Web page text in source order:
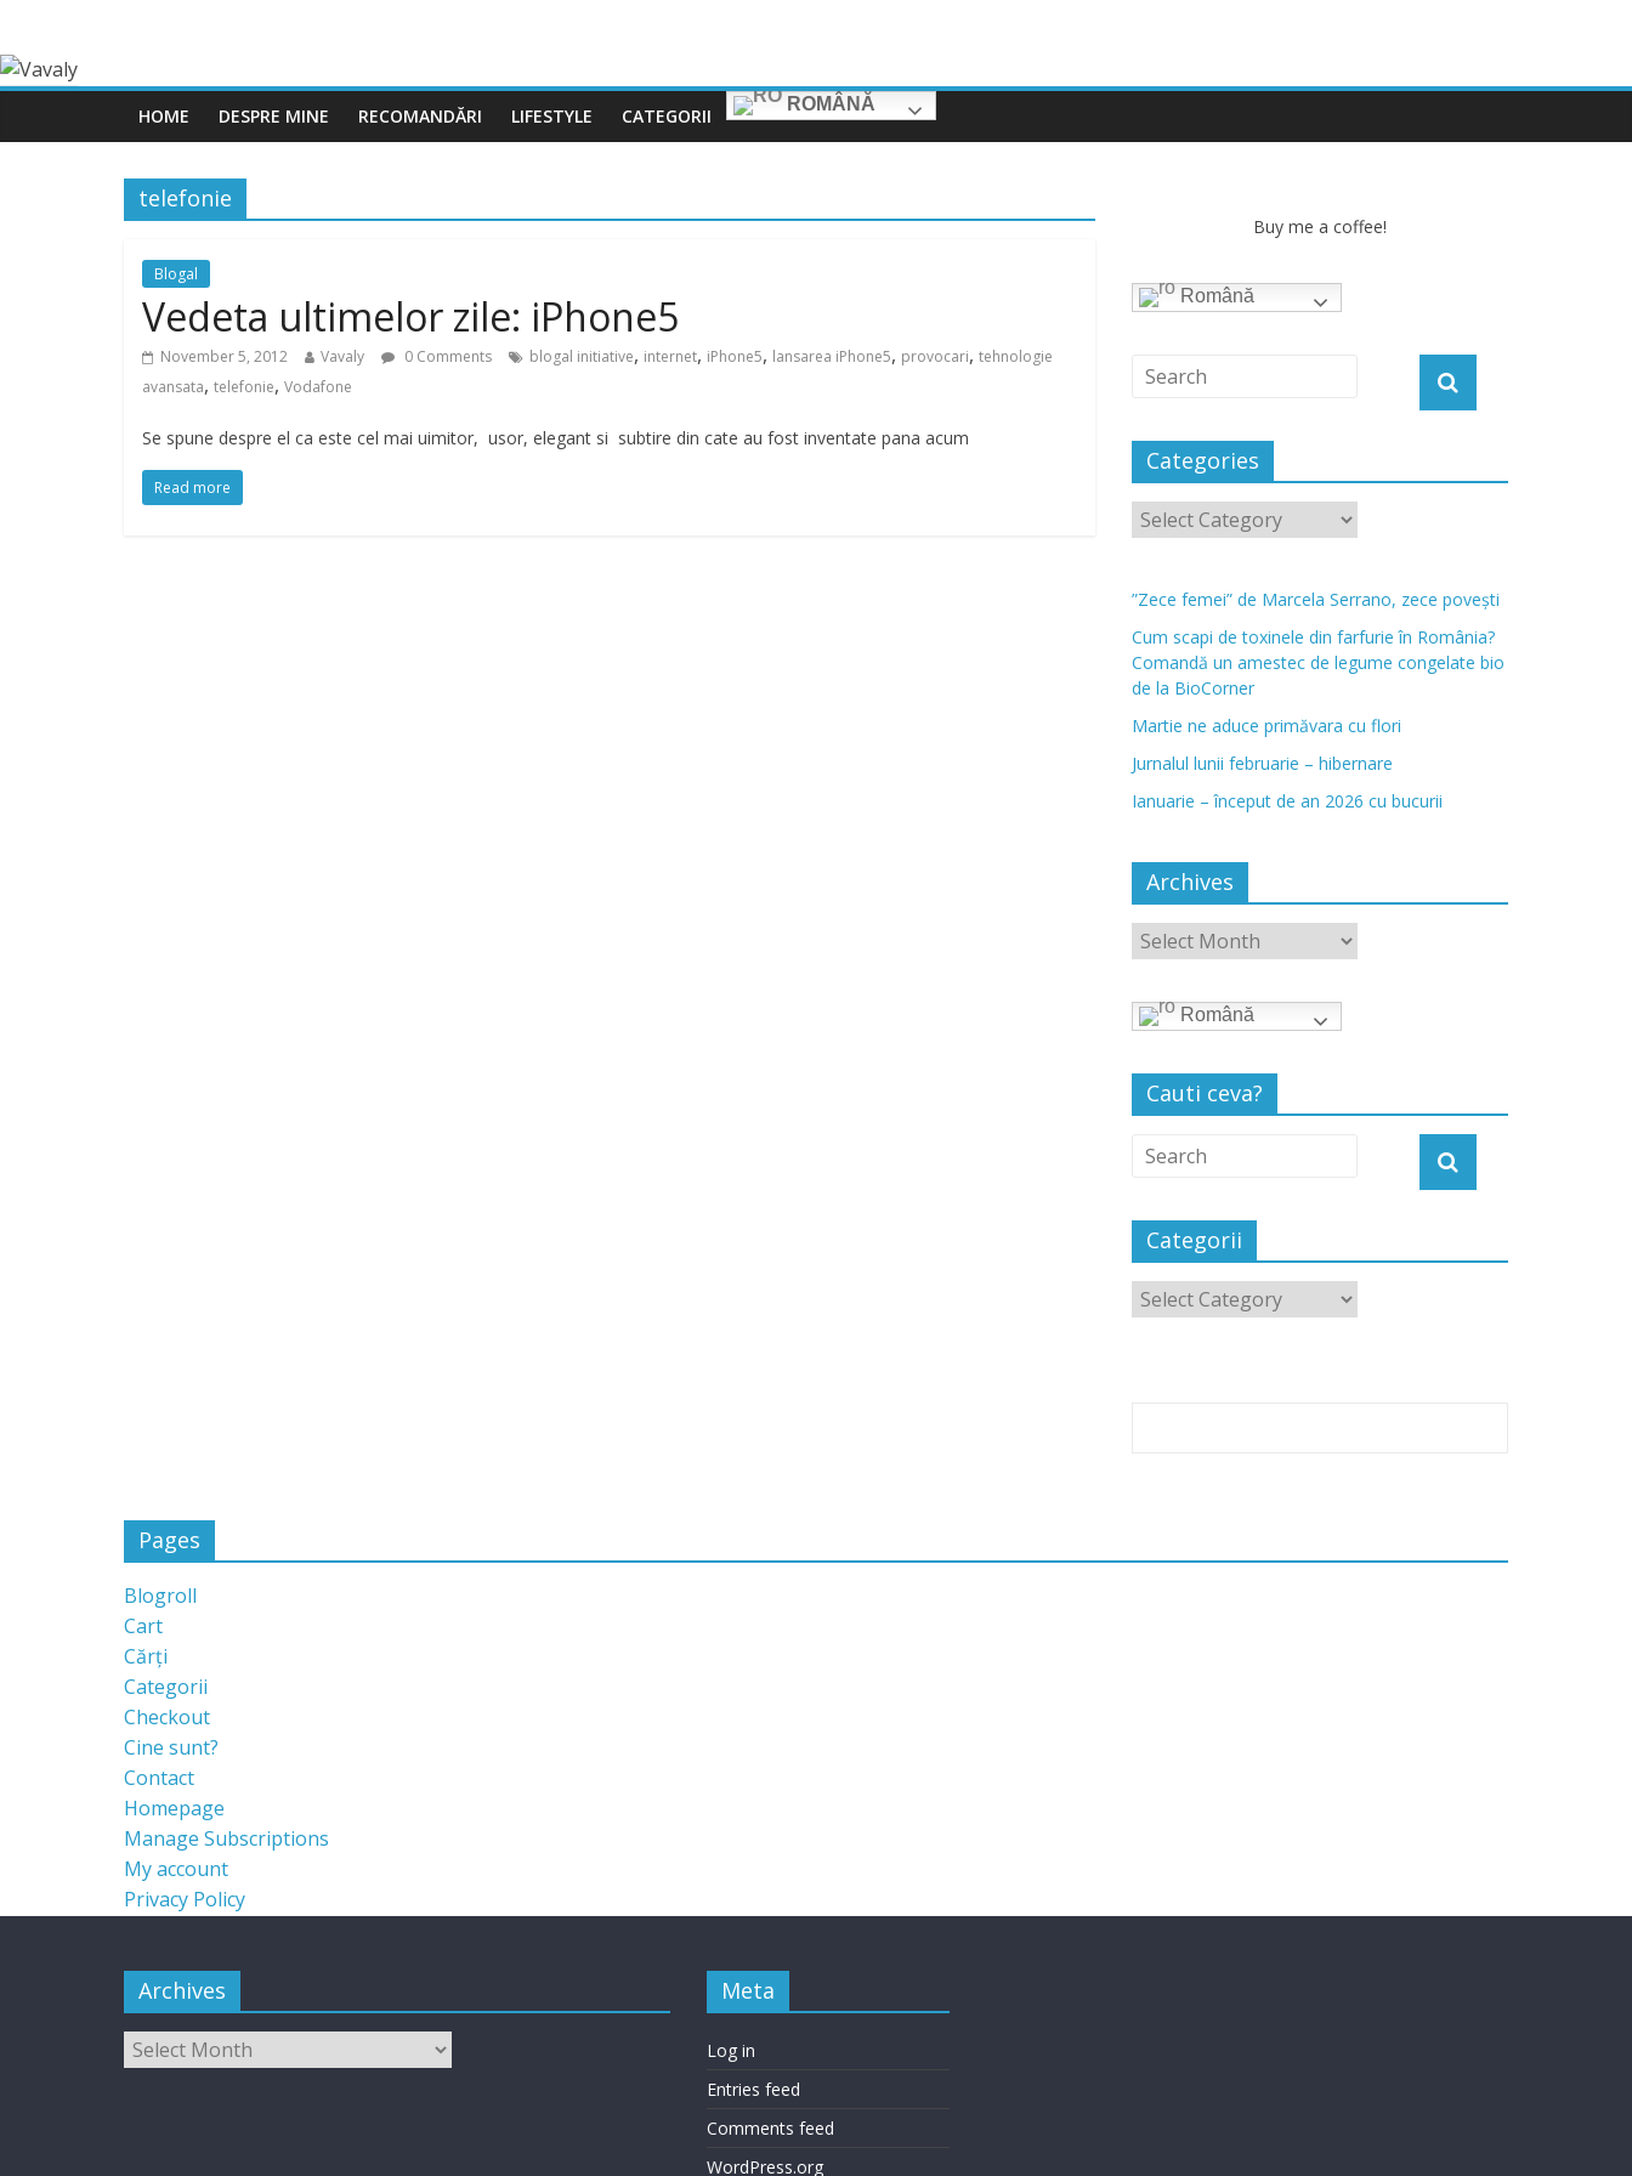
HOME DESPRE MINE RECOMANDĂRI LIFESTYLE CATEGORII
ROMÂNĂ
telefonie
Blogal
Vedeta ultimelor zile: iPhone5
November 5, 2012 Vavaly 0 Comments blogal initiative, internet, iPhone5, lansarea iPhone5, provocari, tehnologie
avansata, telefonie, Vodafone
Se spune despre el ca este cel mai uimitor, usor, elegant si subtire din cate au fost inventate pana acum
Read more
Buy me a coffee!
Română
Categories
”Zece femei” de Marcela Serrano, zece povești
Cum scapi de toxinele din farfurie în România?
Comandă un amestec de legume congelate bio
de la BioCorner
Martie ne aduce primăvara cu flori
Jurnalul lunii februarie – hibernare
Ianuarie – început de an 2026 cu bucurii
Archives
Română
Cauti ceva?
Categorii
Pages
Blogroll
Cart
Cărți
Categorii
Checkout
Cine sunt?
Contact
Homepage
Manage Subscriptions
My account
Privacy Policy
Archives Meta
Log in
Entries feed
Comments feed
WordPress.org